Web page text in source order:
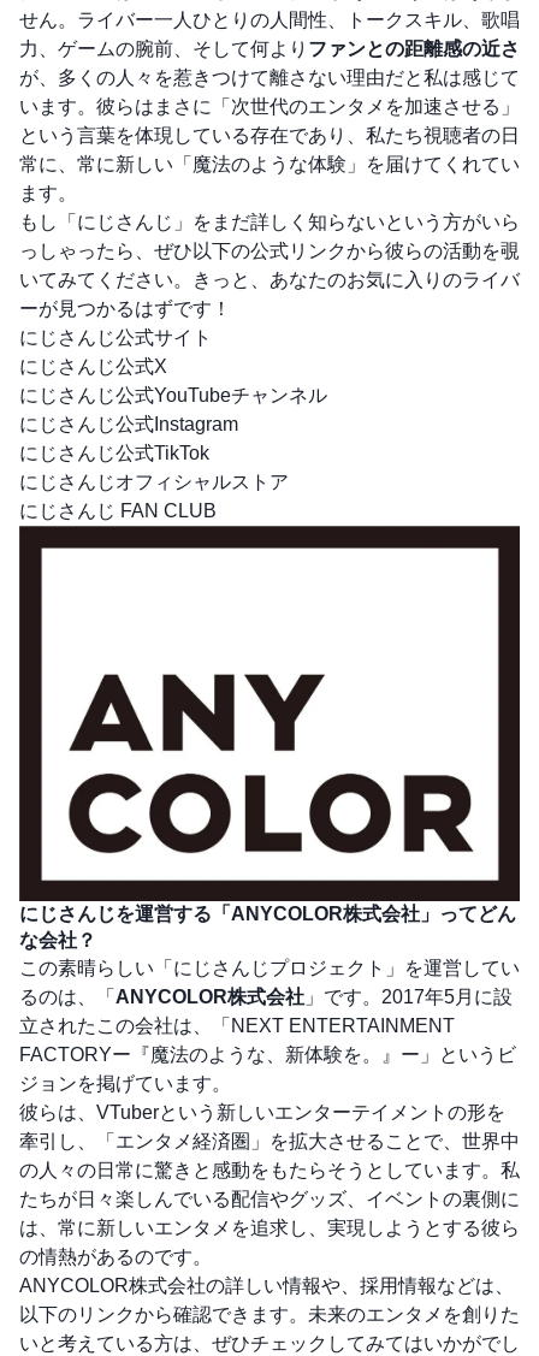
せん。ライバー一人ひとりの人間性、トークスキル、歌唱
力、ゲームの腕前、そして何より ファンとの距離感の近さ
が、多くの人々を惹きつけて離さない理由だと私は感じて
います。彼らはまさに「次世代のエンタメを加速させる」
という言葉を体現している存在であり、私たち視聴者の日
常に、常に新しい「魔法のような体験」を届けてくれてい
ます。
もし「にじさんじ」をまだ詳しく知らないという方がいら
っしゃったら、ぜひ以下の公式リンクから彼らの活動を覗
いてみてください。きっと、あなたのお気に入りのライバ
ーが見つかるはずです！
にじさんじ公式サイト
にじさんじ公式X
にじさんじ公式YouTubeチャンネル
にじさんじ公式Instagram
にじさんじ公式TikTok
にじさんじオフィシャルストア
にじさんじ FAN CLUB
にじさんじを運営する「ANYCOLOR株式会社」ってどん
な会社？
この素晴らしい「にじさんじプロジェクト」を運営してい
るのは、「 ANYCOLOR株式会社 」です。2017年5月に設
立されたこの会社は、「NEXT ENTERTAINMENT
FACTORYー『魔法のような、新体験を。』ー」というビ
ジョンを掲げています。
彼らは、VTuberという新しいエンターテイメントの形を
牽引し、「エンタメ経済圏」を拡大させることで、世界中
の人々の日常に驚きと感動をもたらそうとしています。私
たちが日々楽しんでいる配信やグッズ、イベントの裏側に
は、常に新しいエンタメを追求し、実現しようとする彼ら
の情熱があるのです。
ANYCOLOR株式会社の詳しい情報や、採用情報などは、
以下のリンクから確認できます。未来のエンタメを創りた
いと考えている方は、ぜひチェックしてみてはいかがでし